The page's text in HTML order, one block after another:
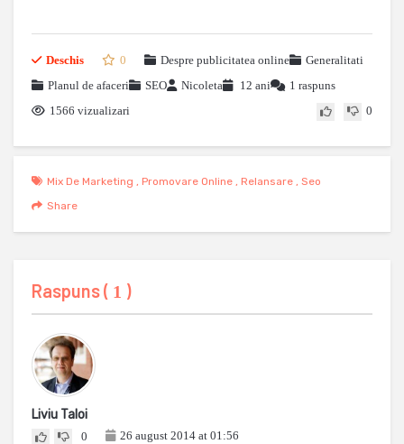
Deschis 0 Despre publicitatea online
Generalitati
Planul de afaceri
SEO Nicoleta 12 ani
1 raspuns
1566 vizualizari
0
Mix De Marketing , Promovare Online , Relansare , Seo
Share
Raspuns ( 1 )
Liviu Taloi
0 26 august 2014 at 01:56